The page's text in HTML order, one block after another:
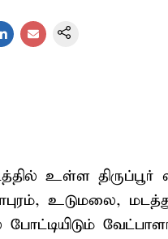
உள்ள
உடுமலை,
போட்டியிடும்